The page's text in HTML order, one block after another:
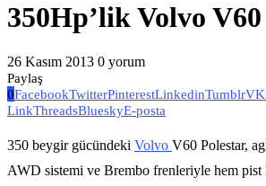
350Hp’lik Volvo
26 Kasım 2013 0 yorum
Paylaş
0FacebookTwitterPinterestLinkedinTumblrVK
LinkThreadsBlueskyE-posta
350 beygir gücündeki Volvo V60 Polestar,
AWD sistemi ve Brembo frenleriyle hem pist